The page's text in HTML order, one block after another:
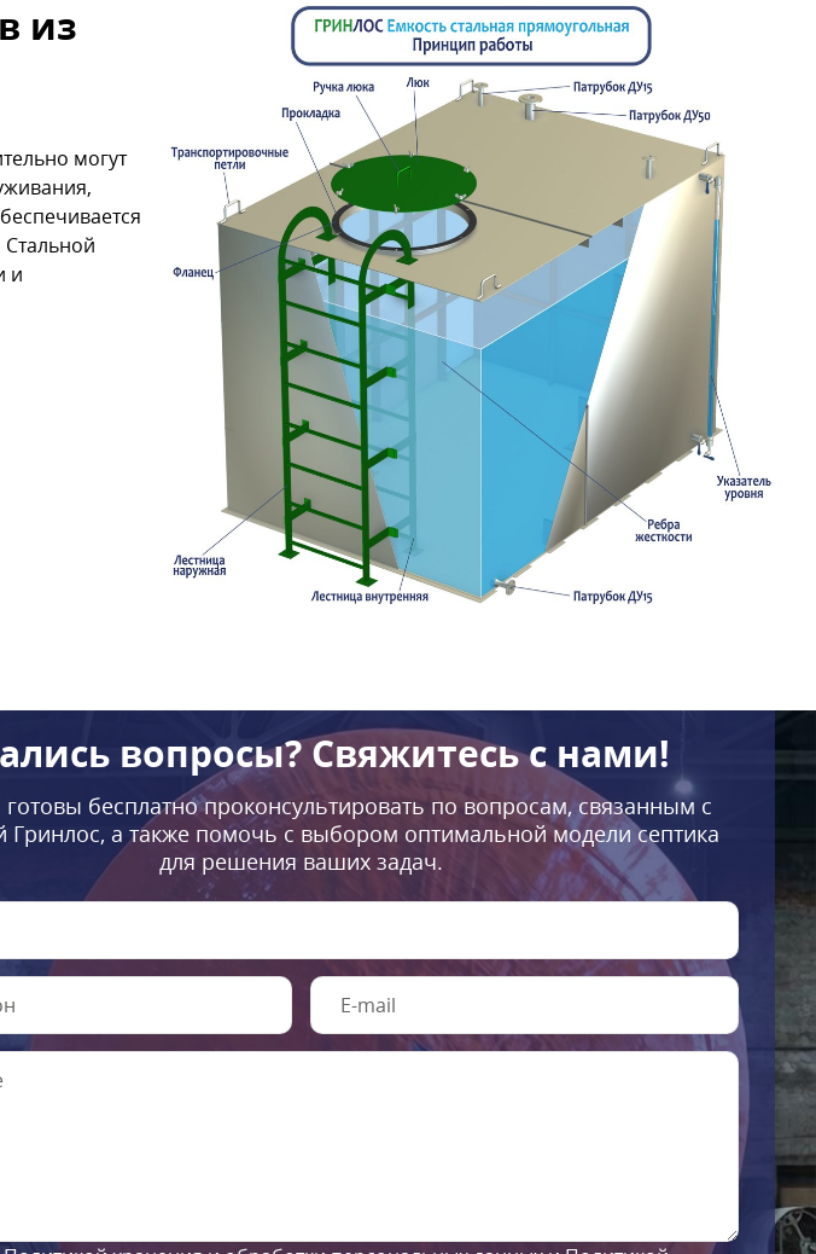
из
могут
и
вопросы?Свяжитесь с нами!
бесплатно проконсультировать по вопросам, связанным с
Гринлос, а также помочь с выбором оптимальной модели септика
для решения ваших задач.